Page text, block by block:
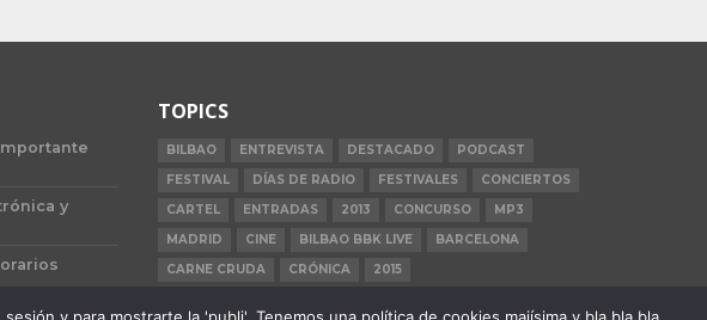
y
TOPICS
BILBAO ENTREVISTA DESTACADO
PODCAST
FESTIVAL
DÍAS DE RADIO FESTIVALES
CONCIERTOS
CARTEL
ENTRADAS 2013 CONCURSO
MP3
MADRID
CINE BILBAO BBK LIVE
BARCELONA
CARNE CRUDA
CRÓNICA 2015